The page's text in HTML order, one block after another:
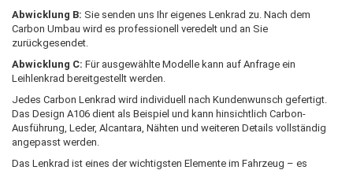
Abwicklung B: Sie senden uns Ihr eigenes Lenkrad zu. Nach dem
Carbon Umbau wird es professionell veredelt und an Sie
zurückgesendet.
Abwicklung C: Für ausgewählte Modelle kann auf Anfrage ein
Leihlenkrad bereitgestellt werden.
Jedes Carbon Lenkrad wird individuell nach Kundenwunsch gefertigt.
Das Design A106 dient als Beispiel und kann hinsichtlich Carbon-
Ausführung, Leder, Alcantara, Nähten und weiteren Details vollständig
angepasst werden.
Das Lenkrad ist eines der wichtigsten Elemente im Fahrzeug – es